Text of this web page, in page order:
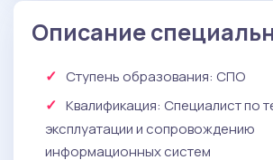
Описание
Ступень образования: СПО
Квалификация: Специалист по
эксплуатации и сопровождению
информационных систем